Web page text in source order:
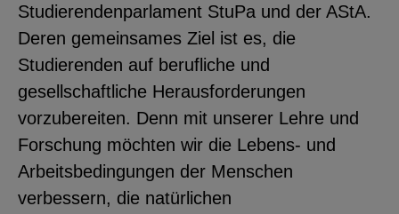
Studierendenparlament StuPa und der AStA.
Deren gemeinsames Ziel ist es, die
Studierenden auf berufliche und
gesellschaftliche Herausforderungen
vorzubereiten. Denn mit unserer Lehre und
Forschung möchten wir die Lebens- und
Arbeitsbedingungen der Menschen
verbessern, die natürlichen
EXTERNE MEDIEN
Seitenspezifische Erfassung von
Benutzerdaten durch
Drittanbieter, bspw. über das
Einbinden externer Videos,
Standortdaten oder
Stellenanzeigen.